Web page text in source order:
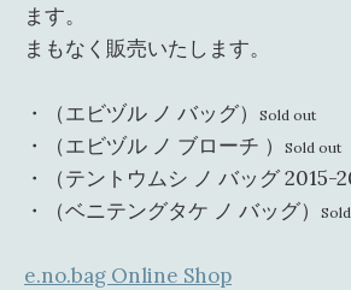
ます。
まもなく販売いたします。
・（エビヅル ノ バッグ） Sold out
・（エビヅル ノ ブローチ ） Sold out
・（テントウムシ ノ バッグ 2015-
・（ベニテングタケ ノ バッグ）
e.no.bag Online Shop